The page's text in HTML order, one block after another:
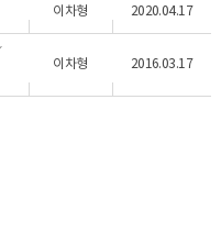
이차형 2020.04.17
이차형 2016.03.17